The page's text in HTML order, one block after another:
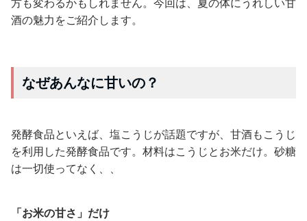
方も変わるかもしれません。今回は、夏の体にうれしい甘
酒の魅力をご紹介します。
なぜあんなに甘いの？
発酵食品といえば、塩こうじが話題ですが、甘酒もこうじ
を利用した発酵食品です。材料はこうじとお米だけ。砂糖
は一切使ってなく、、
「お米の甘さ」だけ